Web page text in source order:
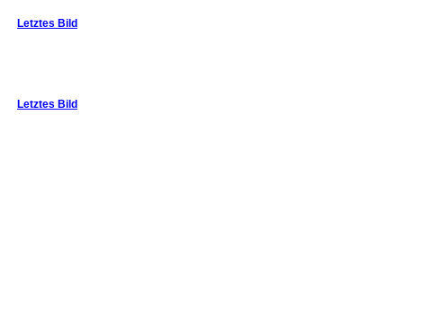
Letztes Bild
Letztes Bild